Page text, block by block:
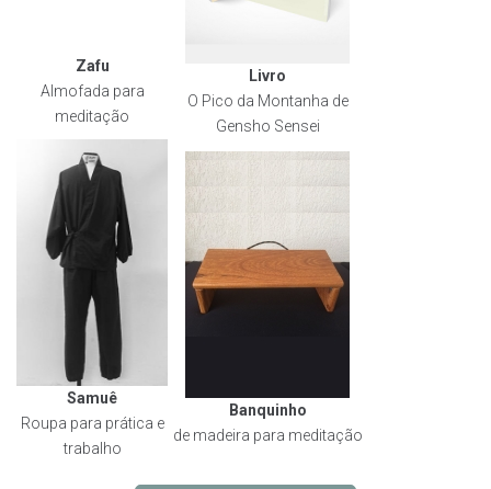
Zafu
Almofada para
meditação
Livro
O Pico da Montanha de
Gensho Sensei
Samuê
Roupa para prática e
trabalho
Banquinho
de madeira para meditação